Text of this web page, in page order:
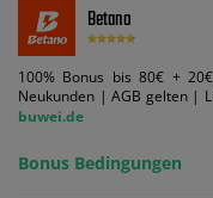
Betano
100% Bonus bis 80€ +
Neukunden | AGB gelten |
buwei.de
Bonus Bedingungen